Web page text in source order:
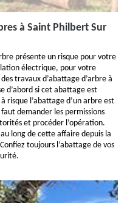
à Saint Philbert Sur
présente un risque pour votre
électrique, pour votre
travaux d’abattage d’arbre à
d’abord si cet abattage est
risque l’abattage d’un arbre est
demander les permissions
et procéder l’opération.
long de cette affaire depuis la
toujours l’abattage de vos